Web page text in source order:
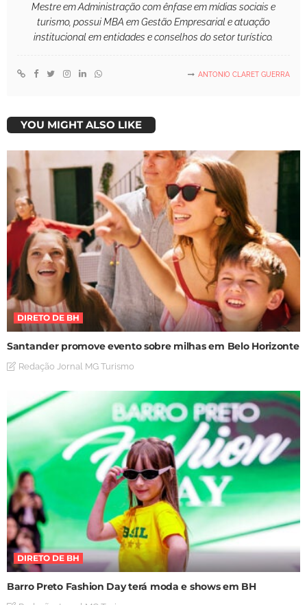
Mestre em Administração com ênfase em mídias sociais e
turismo, possui MBA em Gestão Empresarial e atuação
institucional em entidades e conselhos do setor turístico.
ANTONIO CLARET GUERRA
YOU MIGHT ALSO LIKE
DIRETO DE BH
Santander promove evento sobre milhas em Belo Horizonte
Redação Jornal MG Turismo
DIRETO DE BH
Barro Preto Fashion Day terá moda e shows em BH